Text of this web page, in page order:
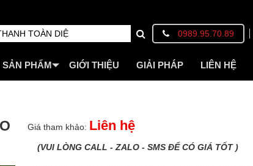
0989.95.70.89
SẢN PHẨM GIỚI THIỆU GIẢI PHÁP LIÊN HỆ
Giá tham khảo: Liên hệ
(VUI LÒNG CALL - ZALO - SMS ĐỂ CÓ GIÁ TỐT )